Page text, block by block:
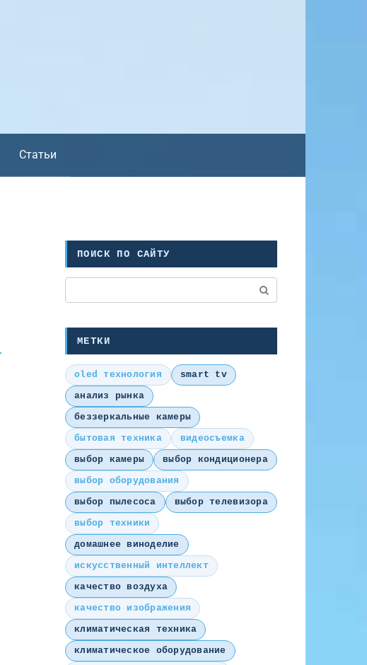
Статьи
ПОИСК ПО САЙТУ
МЕТКИ
oled технология
smart tv
анализ рынка
беззеркальные камеры
бытовая техника
видеосъемка
выбор камеры
выбор кондиционера
выбор оборудования
выбор пылесоса
выбор телевизора
выбор техники
домашнее виноделие
искусственный интеллект
качество воздуха
качество изображения
климатическая техника
климатическое оборудование